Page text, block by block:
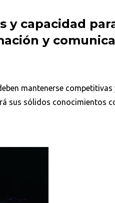
y capacidad
y
mantenerse
sus sólidos conocimientos